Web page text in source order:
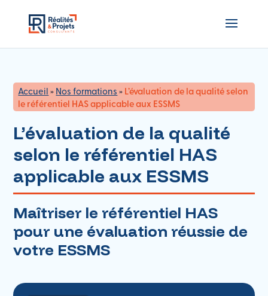
Accueil»Nos formations»L’évaluation de la qualité selon
le référentiel HAS applicable aux ESSMS
L’évaluation de la qualité
selon le référentiel HAS
applicable aux ESSMS
Maîtriser le référentiel HAS
pour une évaluation réussie de
votre ESSMS